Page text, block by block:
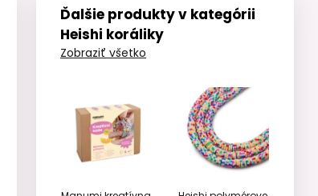
Ďalšie produkty v kategórii
Heishi koráliky
Zobraziť všetko